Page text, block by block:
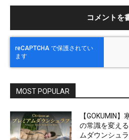
MOST POPULAR
【GOKUMIN
の常識を変え
ムダウンシュ